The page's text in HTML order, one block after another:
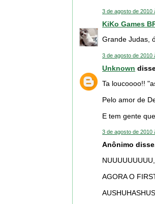
3 de agosto de 2010
KiKo Games
Grande Judas,
3 de agosto de 2010
Unknown
Ta loucoooo!!
Pelo amor de
E tem gente
3 de agosto de 2010
Anônimo
AGORA O